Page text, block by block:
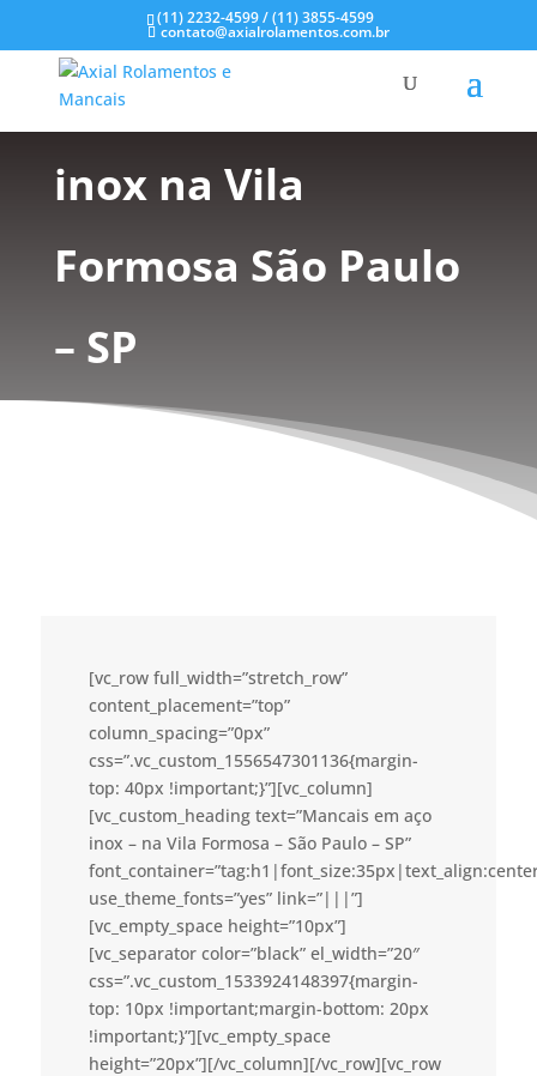
(11) 2232-4599 / (11) 3855-4599
contato@axialrolamentos.com.br
Mancais em aço
inox na Vila
Formosa São Paulo
– SP
[vc_row full_width=”stretch_row”
content_placement=”top”
column_spacing=”0px”
css=”.vc_custom_1556547301136{margin-
top: 40px !important;}”][vc_column]
[vc_custom_heading text=”Mancais em aço
inox – na Vila Formosa – São Paulo – SP”
use_theme_fonts=”yes” link=”|||”]
[vc_empty_space height=”10px”]
[vc_separator color=”black” el_width=”20″
css=”.vc_custom_1533924148397{margin-
top: 10px !important;margin-bottom: 20px
!important;}”][vc_empty_space
height=”20px”][/vc_column][/vc_row][vc_row